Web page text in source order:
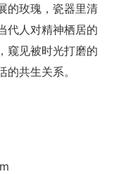
的玫瑰，瓷器里清
代人对精神栖居的
窥见被时光打磨的
共生关系。